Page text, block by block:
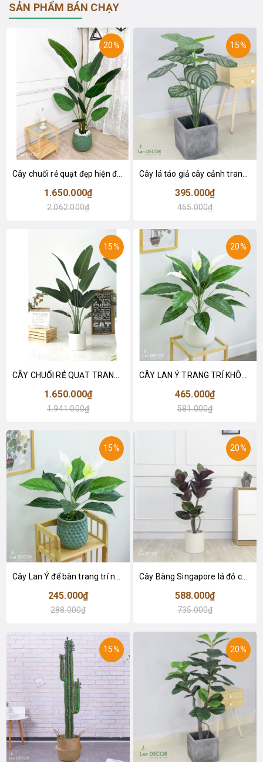
SẢN PHẨM BÁN CHẠY
20%
Cây chuối rẻ quạt đẹp hiện đại trang trí 1m8 - LC3019 (Gồm 12 lá)
1.650.000₫
2.062.000₫
15%
395.000₫
465.000₫
15%
1.650.000₫
1.941.000₫
20%
465.000₫
581.000₫
15%
245.000₫
288.000₫
20%
Cây Bàng Singapore lá đỏ cây giả trang trí Lan Decor (110cm) - LC2918-1
588.000₫
735.000₫
15% 20%